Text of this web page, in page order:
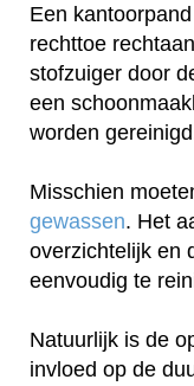
Een
rechttoe
stofzuiger door
een
worden
Misschien
gewassen. Het
overzichtelijk en
eenvoudig te
Natuurlijk is de
invloed op de